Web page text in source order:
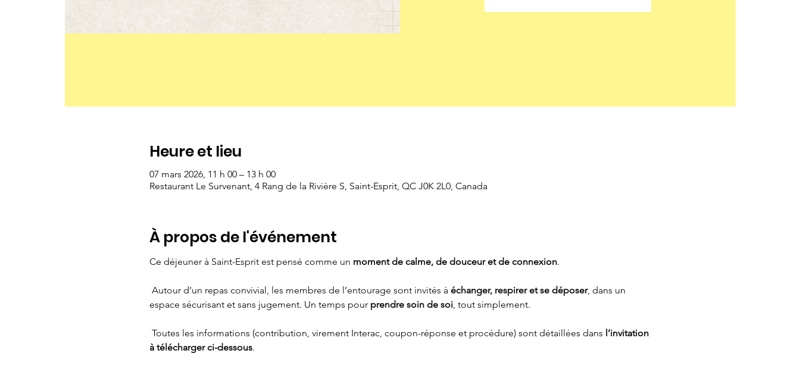
Heure et lieu
07 mars 2026, 11 h 00 – 13 h 00
Restaurant Le Survenant, 4 Rang de la Rivière S, Saint-Esprit, QC J0K 2L0, Canada
À propos de l'événement
Ce déjeuner à Saint-Esprit est pensé comme un moment de calme, de douceur et de connexion.
Autour d’un repas convivial, les membres de l’entourage sont invités à échanger, respirer et se déposer, dans un
espace sécurisant et sans jugement. Un temps pour prendre soin de soi, tout simplement.
Toutes les informations (contribution, virement Interac, coupon-réponse et procédure) sont détaillées dans l’invitation
à télécharger ci-dessous.